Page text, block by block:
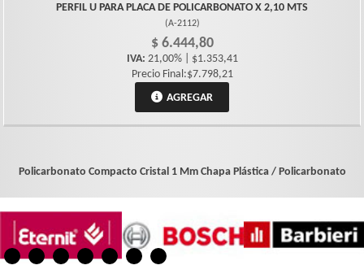
PERFIL U PARA PLACA DE POLICARBONATO X 2,10 MTS
(A-2112)
$ 6.444,80
IVA: 21,00% | $1.353,41
Precio Final:$7.798,21
AGREGAR
Policarbonato Compacto Cristal 1 Mm Chapa Plástica / Policarbonato